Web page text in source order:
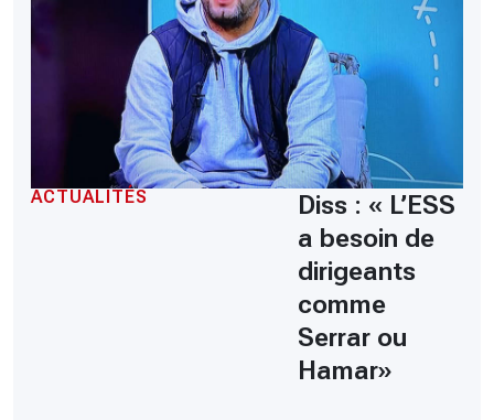
ACTUALITÉS
Diss : « L’ESS
a besoin de
dirigeants
comme
Serrar ou
Hamar»